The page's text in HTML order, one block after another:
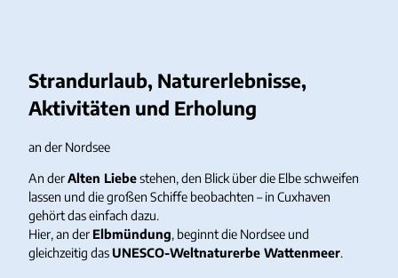
Strandurlaub, Naturerlebnisse,
Aktivitäten und Erholung
an der Nordsee
An derAlten Liebestehen, den Blick über die Elbe schweifen
lassen und die großen Schiffe beobachten – in Cuxhaven
gehört das einfach dazu.
Hier, an der Elbmündung, beginnt die Nordsee und
gleichzeitig dasUNESCO-Weltnaturerbe Wattenmeer.